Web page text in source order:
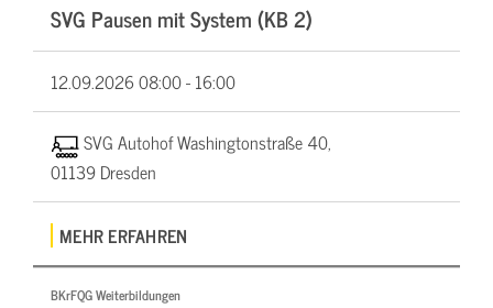
SVG Pausen mit System (KB 2)
12.09.202608:00 - 16:00
SVG Autohof Washingtonstraße 40,
01139 Dresden
MEHR ERFAHREN
BKrFQG Weiterbildungen